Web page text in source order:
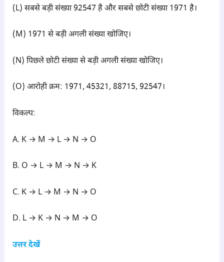
(L) सबसे बड़ी संख्या 92547 है और सबसे छोटी संख्या 1971 है।
(M) 1971 से बड़ी अगली संख्या खोजिए।
(N) पिछले छोटी संख्या से बड़ी अगली संख्या खोजिए।
(O) आरोही क्रम: 1971, 45321, 88715, 92547।
विकल्प:
A. K → M → L → N → O
B. O → L → M → N → K
C. K → L → M → N → O
D. L → K → N → M → O
उत्तर देखें